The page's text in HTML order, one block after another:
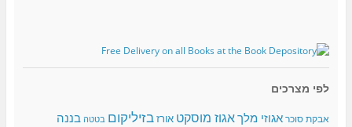
לפי מצרכים
אבקת סוכר אגוזי מלךאגוז מוסקט אורזבזיליקום בטטה בננה